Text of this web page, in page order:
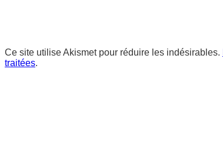
Ce site utilise Akismet pour réduire les indésirables.
traitées.